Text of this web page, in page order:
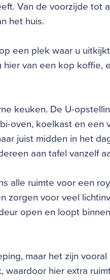
Van de voorzijde tot
het huis.
een plek waar u
van een kop koffie,
keuken. De U-
oven, koelkast en een
juist midden in het
aan tafel vanzelf
alle ruimte voor een
zorgen voor veel
open en loopt
maar het zijn
waardoor hier extra